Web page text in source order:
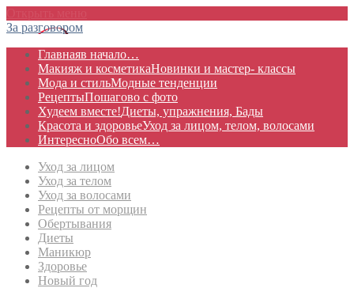
За разговором
Главнаяв начало…
Макияж и косметикаНовинки и мастер- классы
Мода и стильМодные тенденции
РецептыПошагово с фото
Худеем вместе!Диеты, упражнения, Бады
Красота и здоровьеУход за лицом, телом, волосами
ИнтересноОбо всем…
Уход за лицом
Уход за телом
Уход за волосами
Рецепты от морщин
Обертывания
Диеты
Маникюр
Здоровье
Новый год